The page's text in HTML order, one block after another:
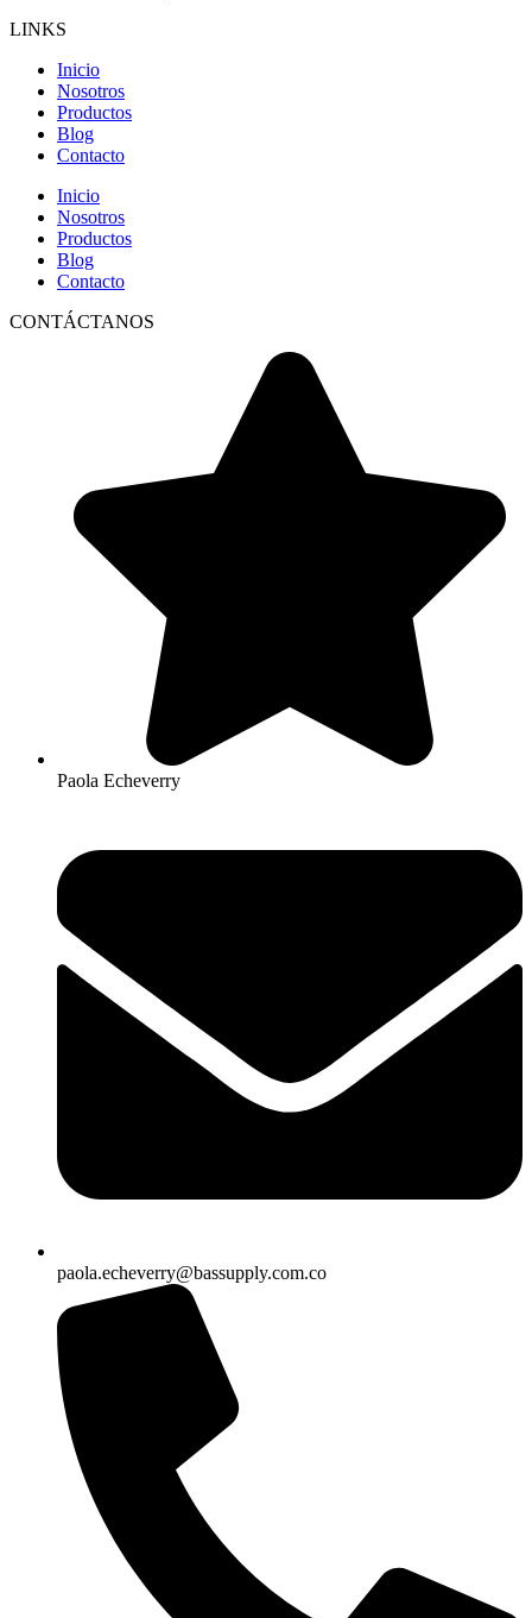
LINKS
Inicio
Nosotros
Productos
Blog
Contacto
Inicio
Nosotros
Productos
Blog
Contacto
CONTÁCTANOS
Paola Echeverry
paola.echeverry@bassupply.com.co